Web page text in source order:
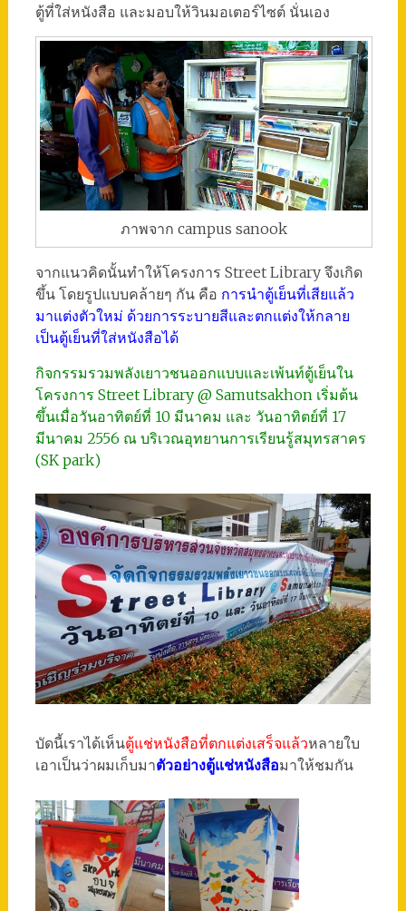
ตู้ที่ใส่หนังสือ และมอบให้วินมอเตอร์ไซต์ นั่นเอง
ภาพจาก campus sanook
จากแนวคิดนั้นทำให้โครงการ Street Library จึงเกิด
ขึ้น โดยรูปแบบคล้ายๆ กัน คือ การนำตู้เย็นที่เสียแล้ว
มาแต่งตัวใหม่ ด้วยการระบายสีและตกแต่งให้กลาย
เป็นตู้เย็นที่ใส่หนังสือได้
กิจกรรมรวมพลังเยาวชนออกแบบและเพ้นท์ตู้เย็นใน
โครงการ Street Library @ Samutsakhon เริ่มต้น
ขึ้นเมื่อวันอาทิตย์ที่ 10 มีนาคม และ วันอาทิตย์ที่ 17
มีนาคม 2556 ณ บริเวณอุทยานการเรียนรู้สมุทรสาคร
(SK park)
บัดนี้เราได้เห็นตู้แช่หนังสือที่ตกแต่งเสร็จแล้วหลายใบ
เอาเป็นว่าผมเก็บมาตัวอย่างตู้แช่หนังสือมาให้ชมกัน